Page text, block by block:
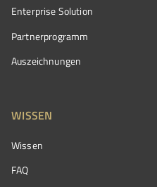
Enterprise Solution
Partnerprogramm
Auszeichnungen
WISSEN
Wissen
FAQ